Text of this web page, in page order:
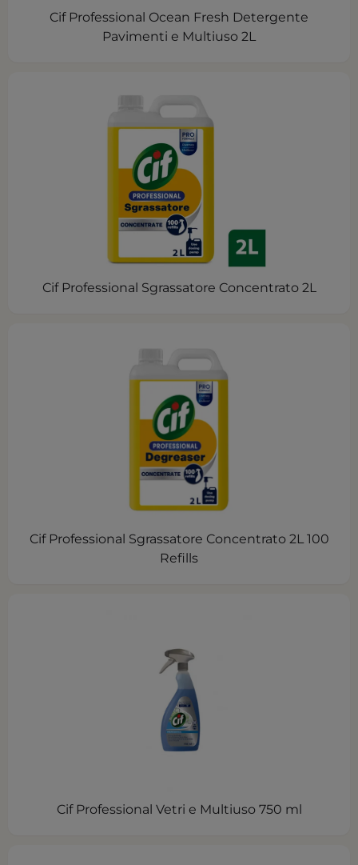
Cif Professional Ocean Fresh Detergente
Pavimenti e Multiuso 2L
Cif Professional Sgrassatore Concentrato 2L
Cif Professional Sgrassatore Concentrato 2L 100
Refills
Cif Professional Vetri e Multiuso 750 ml